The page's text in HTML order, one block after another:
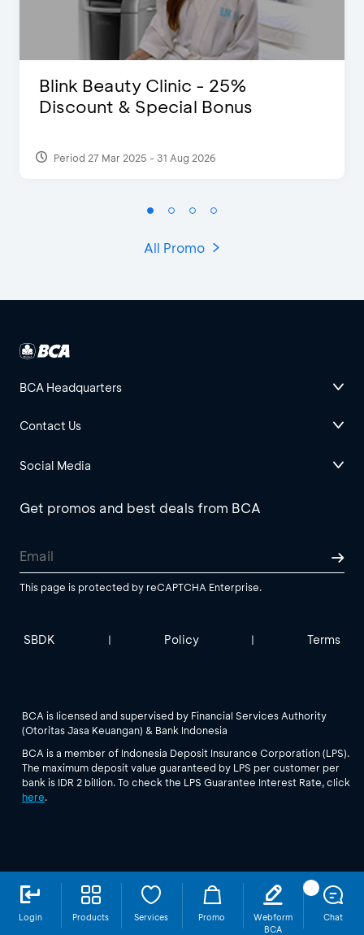
Login Products Services Promo
Webform
BCA
Chat
Blink Beauty Clinic - 25%
Discount & Special Bonus
Period 27 Mar 2025 - 31 Aug 2026
All Promo
BCA Headquarters
Contact Us
Social Media
Get promos and best deals from BCA
This page is protected by reCAPTCHA Enterprise.
SBDK | Policy | Terms
BCA is licensed and supervised by Financial Services Authority
(Otoritas Jasa Keuangan) & Bank Indonesia
BCA is a member of Indonesia Deposit Insurance Corporation (LPS).
The maximum deposit value guaranteed by LPS per customer per
bank is IDR 2 billion. To check the LPS Guarantee Interest Rate, click
here.